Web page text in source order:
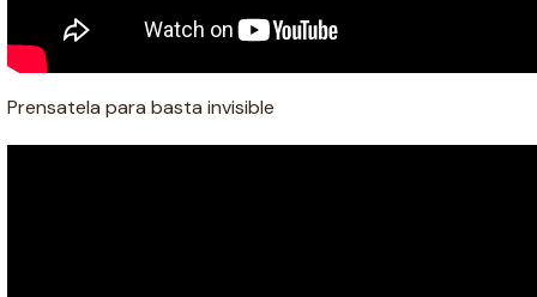
Prensatela para basta invisible